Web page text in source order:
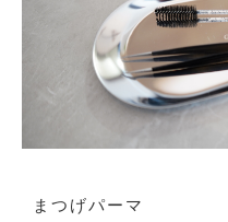
まつげパーマ